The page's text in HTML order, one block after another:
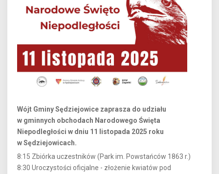
Wójt Gminy Sędziejowice zaprasza do udziału
w gminnych obchodach Narodowego Święta
Niepodległości w dniu 11 listopada 2025 roku
w Sędziejowicach.
8:15 Zbiórka uczestników (Park im. Powstańców 1863 r.)
8:30 Uroczystości oficjalne - złożenie kwiatów pod